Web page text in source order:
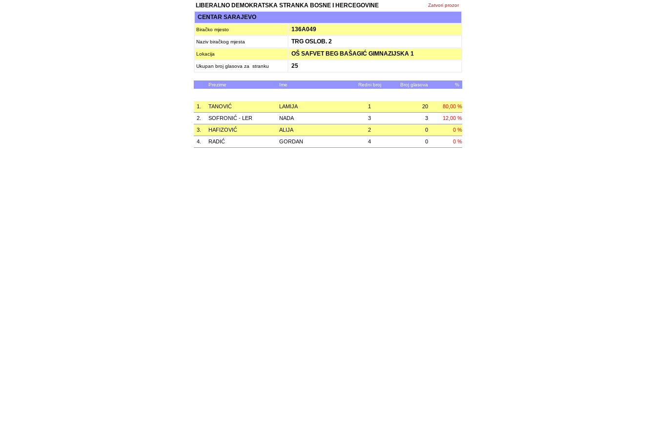
LIBERALNO DEMOKRATSKA STRANKA BOSNE I HERCEGOVINE Zatvori prozor
CENTAR SARAJEVO
Biračko mjesto 136A049
Naziv biračkog mjesta TRG OSLOB. 2
Lokacija OŠ SAFVET BEG BAŠAGIĆ GIMNAZIJSKA 1
Ukupan broj glasova za stranku 25
Prezime Ime Redni broj Broj glasova %
1. TANOVIĆ LAMIJA 1 20
80,00 %
2.
SOFRONIĆ - LER NADA 3 3
12,00 %
3.
HAFIZOVIĆ ALIJA 2 0
0 %
4.
RADIĆ GORDAN 4 0 0 %